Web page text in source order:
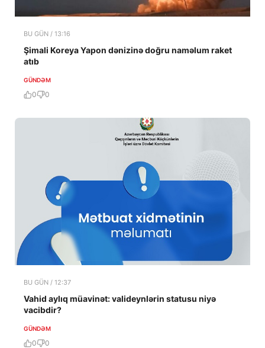
BU GÜN / 13:16
Şimali Koreya Yapon dənizinə doğru naməlum raket
atıb
GÜNDƏM
0 0
BU GÜN / 12:37
Vahid aylıq müavinət: valideynlərin statusu niyə
vacibdir?
GÜNDƏM
0 0